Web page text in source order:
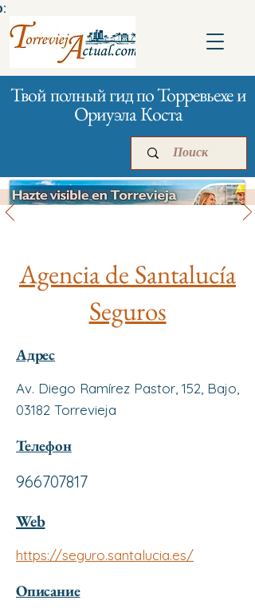
Твой полный гид по Торревьехе и
Ориуэла Коста
Главная Бизнесам Реклама
Agencia de Santalucía
Seguros
Адрес
Av. Diego Ramírez Pastor, 152, Bajo,
03182 Torrevieja
Телефон
966707817
Web
https://seguro.santalucia.es/
Описание